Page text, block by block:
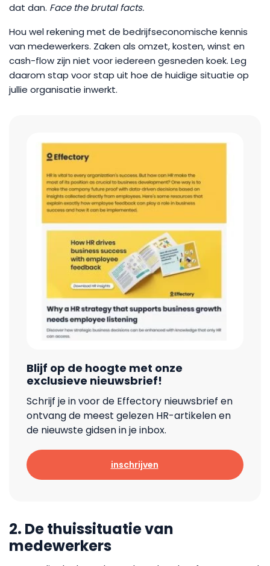
dat dan. Face the brutal facts.
Hou wel rekening met de bedrijfseconomische kennis
van medewerkers. Zaken als omzet, kosten, winst en
cash-flow zijn niet voor iedereen gesneden koek. Leg
daarom stap voor stap uit hoe de huidige situatie op
jullie organisatie inwerkt.
Blijf op de hoogte met onze
exclusieve nieuwsbrief!
Schrijf je in voor de Effectory nieuwsbrief en
ontvang de meest gelezen HR-artikelen en
de nieuwste gidsen in je inbox.
inschrijven
2. De thuissituatie van
medewerkers